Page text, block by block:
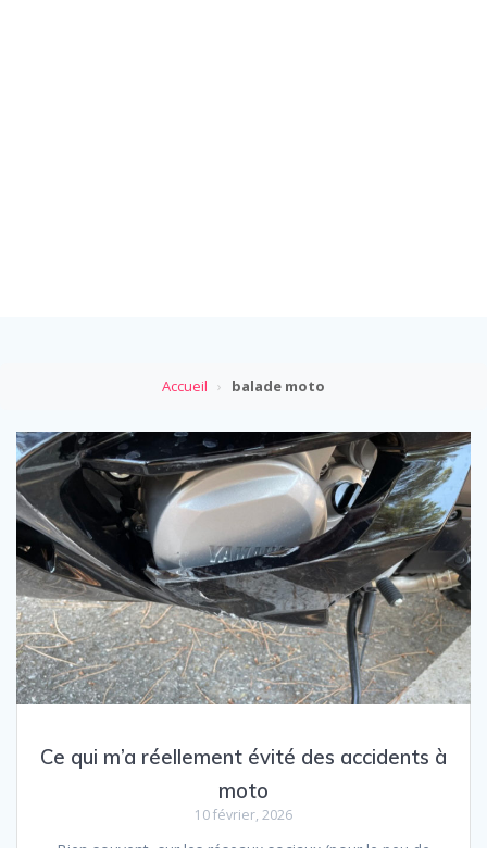
Accueil › balade moto
Ce qui m’a réellement évité des accidents à
moto
10 février, 2026